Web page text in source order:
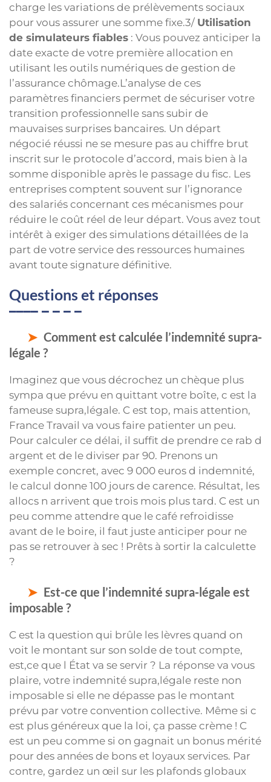
charge les variations de prélèvements sociaux
pour vous assurer une somme fixe.3/ Utilisation
de simulateurs fiables : Vous pouvez anticiper la
date exacte de votre première allocation en
utilisant les outils numériques de gestion de
l’assurance chômage.L’analyse de ces
paramètres financiers permet de sécuriser votre
transition professionnelle sans subir de
mauvaises surprises bancaires. Un départ
négocié réussi ne se mesure pas au chiffre brut
inscrit sur le protocole d’accord, mais bien à la
somme disponible après le passage du fisc. Les
entreprises comptent souvent sur l’ignorance
des salariés concernant ces mécanismes pour
réduire le coût réel de leur départ. Vous avez tout
intérêt à exiger des simulations détaillées de la
part de votre service des ressources humaines
avant toute signature définitive.
Questions et réponses
Comment est calculée l’indemnité supra-
légale ?
Imaginez que vous décrochez un chèque plus
sympa que prévu en quittant votre boîte, c est la
fameuse supra,légale. C est top, mais attention,
France Travail va vous faire patienter un peu.
Pour calculer ce délai, il suffit de prendre ce rab d
argent et de le diviser par 90. Prenons un
exemple concret, avec 9 000 euros d indemnité,
le calcul donne 100 jours de carence. Résultat, les
allocs n arrivent que trois mois plus tard. C est un
peu comme attendre que le café refroidisse
avant de le boire, il faut juste anticiper pour ne
pas se retrouver à sec ! Prêts à sortir la calculette
?
Est-ce que l’indemnité supra-légale est
imposable ?
C est la question qui brûle les lèvres quand on
voit le montant sur son solde de tout compte,
est,ce que l État va se servir ? La réponse va vous
plaire, votre indemnité supra,légale reste non
imposable si elle ne dépasse pas le montant
prévu par votre convention collective. Même si c
est plus généreux que la loi, ça passe crème ! C
est un peu comme si on gagnait un bonus mérité
pour des années de bons et loyaux services. Par
contre, gardez un œil sur les plafonds globaux